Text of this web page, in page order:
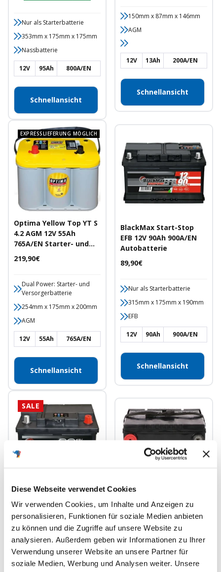
Diese Webseite verwendet Cookies
Wir verwenden Cookies, um Inhalte und Anzeigen zu
personalisieren, Funktionen für soziale Medien anbieten
zu können und die Zugriffe auf unsere Website zu
analysieren. Außerdem geben wir Informationen zu Ihrer
Verwendung unserer Website an unsere Partner für
soziale Medien, Werbung und Analysen weiter. Unsere
Nur als Starterbatterie
353mm x 175mm x 175mm
Nassbatterie
12V 95Ah 800A/EN
Schnellansicht
150mm x 87mm x 146mm
AGM
12V 13Ah 200A/EN
Schnellansicht
EXPRESSLIEFERUNG MÖGLICH
Optima Yellow Top YT S
4.2 AGM 12V 55Ah
765A/EN Starter- und
Versorgerbatterie
Angebotspreis
219,90€
Dual Power: Starter- und
Versorgerbatterie
254mm x 175mm x 200mm
AGM
12V 55Ah 765A/EN
Schnellansicht
BlackMax Start-Stop
EFB 12V 90Ah 900A/EN
Autobatterie
Angebotspreis
89,90€
Nur als Starterbatterie
315mm x 175mm x 190mm
EFB
12V 90Ah 900A/EN
Schnellansicht
SALE
BlackMax +30% 12V
60Ah 540A/EN
Autobatterie
Angebotspreis
58,90€
Regulärer
Preis
70,90€
(Sie sparen 12,00€)
Nur als Starterbatterie
BIG USA CAR 57575 12V
75Ah 510A/EN US
Autobatterie
Angebotspreis
99,90€
Nur als Starterbatterie